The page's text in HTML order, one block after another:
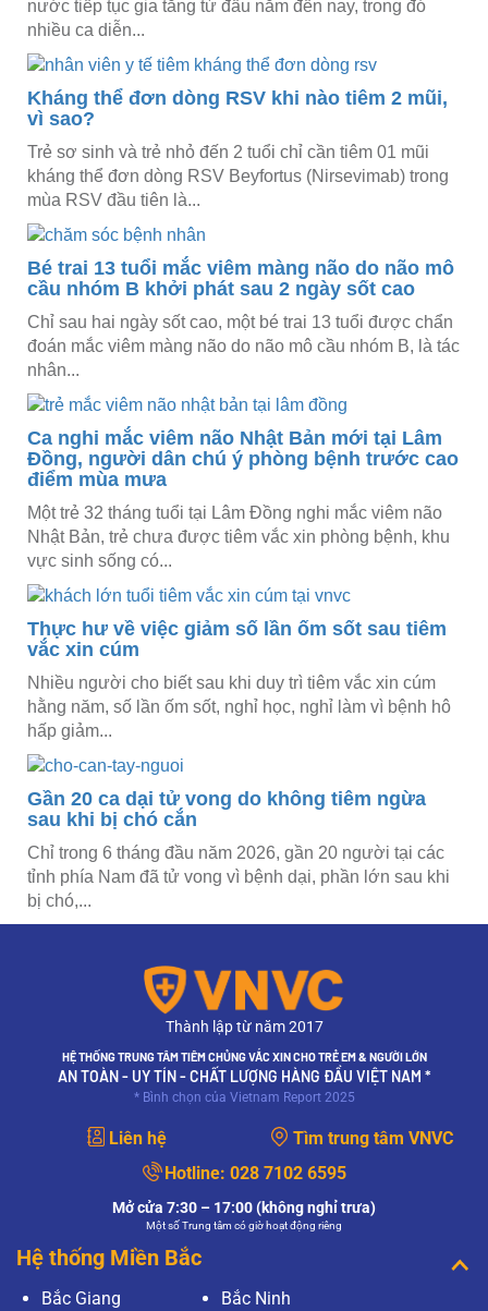
nước tiếp tục gia tăng từ đầu năm đến nay, trong đó
nhiều ca diễn...
Kháng thể đơn dòng RSV khi nào tiêm 2 mũi,
vì sao?
Trẻ sơ sinh và trẻ nhỏ đến 2 tuổi chỉ cần tiêm 01 mũi
kháng thể đơn dòng RSV Beyfortus (Nirsevimab) trong
mùa RSV đầu tiên là...
Bé trai 13 tuổi mắc viêm màng não do não mô
cầu nhóm B khởi phát sau 2 ngày sốt cao
Chỉ sau hai ngày sốt cao, một bé trai 13 tuổi được chẩn
đoán mắc viêm màng não do não mô cầu nhóm B, là tác
nhân...
Ca nghi mắc viêm não Nhật Bản mới tại Lâm
Đồng, người dân chú ý phòng bệnh trước cao
điểm mùa mưa
Một trẻ 32 tháng tuổi tại Lâm Đồng nghi mắc viêm não
Nhật Bản, trẻ chưa được tiêm vắc xin phòng bệnh, khu
vực sinh sống có...
Thực hư về việc giảm số lần ốm sốt sau tiêm
vắc xin cúm
Nhiều người cho biết sau khi duy trì tiêm vắc xin cúm
hằng năm, số lần ốm sốt, nghỉ học, nghỉ làm vì bệnh hô
hấp giảm...
Gần 20 ca dại tử vong do không tiêm ngừa
sau khi bị chó cắn
Chỉ trong 6 tháng đầu năm 2026, gần 20 người tại các
tỉnh phía Nam đã tử vong vì bệnh dại, phần lớn sau khi
bị chó,...
Thành lập từ năm 2017
HỆ THỐNG TRUNG TÂM TIÊM CHỦNG VẮC XIN CHO TRẺ EM & NGƯỜI LỚN
AN TOÀN - UY TÍN - CHẤT LƯỢNG HÀNG ĐẦU VIỆT NAM *
* Bình chọn của Vietnam Report 2025
Liên hệ
Tìm trung tâm VNVC
Hotline: 028 7102 6595
Mở cửa 7:30 – 17:00 (không nghỉ trưa)
Một số Trung tâm có giờ hoạt động riêng
Hệ thống Miền Bắc
Bắc Giang
Bắc Ninh